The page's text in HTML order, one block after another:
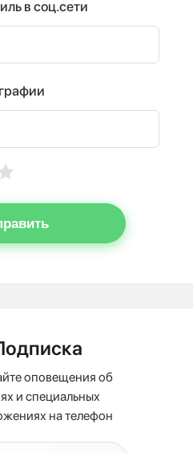
в соц.сети
оповещения об
и специальных
на телефон